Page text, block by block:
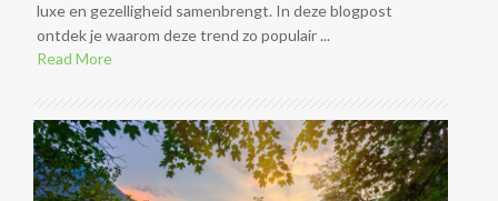
luxe en gezelligheid samenbrengt. In deze blogpost
ontdek je waarom deze trend zo populair ...
Read More